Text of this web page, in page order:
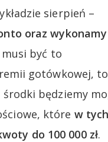
sierpień –
oraz wykonamy
być to
gotówkowej, to
będziemy
które w tych
do 100 000 zł.